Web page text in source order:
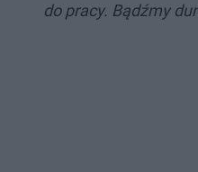
do pracy. Bądźmy